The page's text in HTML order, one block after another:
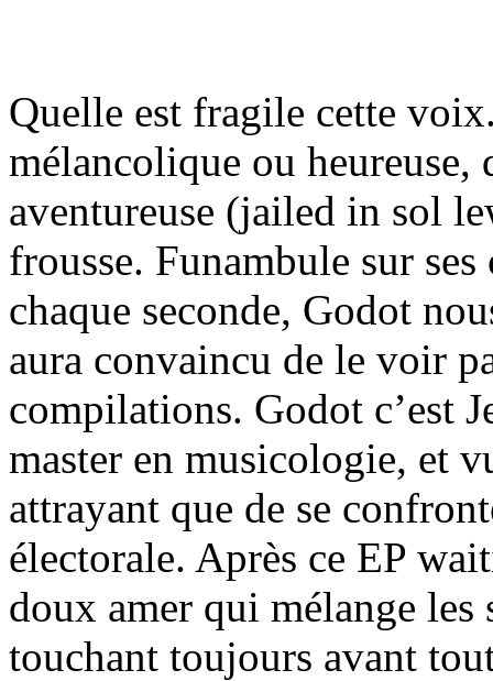
Quelle est fragile cette
mélancolique ou
aventureuse (jailed in sol
frousse. Funambule sur
chaque seconde, Godot
aura convaincu de le voir
compilations. Godot c’est
master en musicologie, et
attrayant que de se
électorale. Après ce EP
doux amer qui mélange
touchant toujours avant